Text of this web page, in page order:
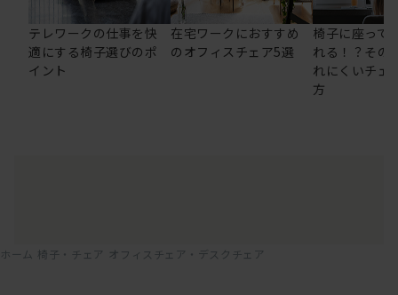
テレワークの仕事を快
適にする椅子選びのポ
イント
在宅ワークにおすすめ
のオフィスチェア5選
椅子に座って
れる！？その
れにくいチェ
方
ホーム 椅子・チェア オフィスチェア・デスクチェア